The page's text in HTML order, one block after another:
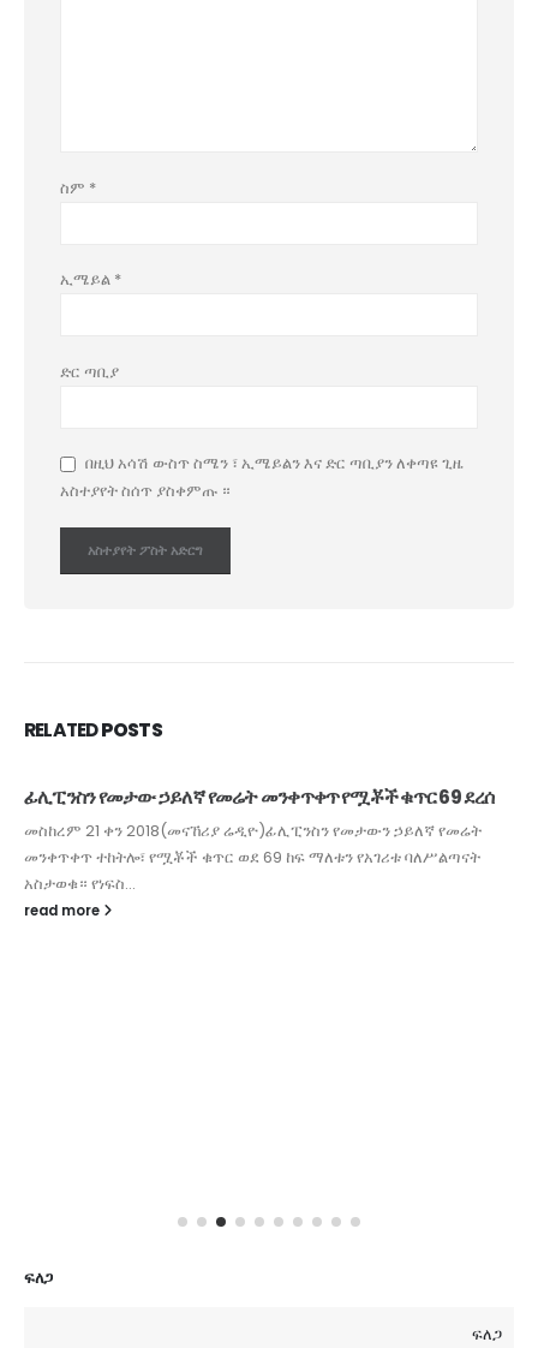
ስም *
ኢሜይል *
ድር ጣቢያ
በዚህ አሳሽ ውስጥ ስሜን ፣ ኢሜይልን እና ድር ጣቢያን ለቀጣዩ ጊዜ
አስተያየት ስሰጥ ያስቀምጡ ።
RELATEDPOSTS
ፊሊፒንስን የመታው ኃይለኛ የመሬት መንቀጥቀጥ የሟቾች ቁጥር 69 ደረሰ
መስከረም 21 ቀን 2018(መናኸሪያ ሬዲዮ)ፊሊፒንስን የመታውን ኃይለኛ የመሬት
መንቀጥቀጥ ተከትሎ፣ የሟቾች ቁጥር ወደ 69 ከፍ ማለቱን የአገሪቱ ባለሥልጣናት
አስታወቁ። የነፍስ...
read more
ፍለጋ
ፍለጋ